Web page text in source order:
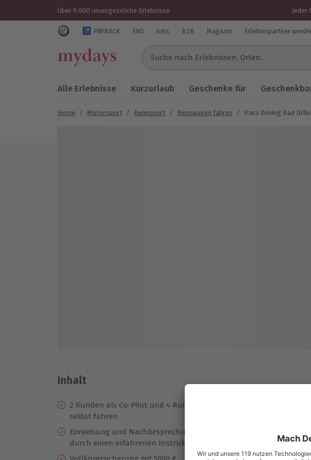
Über 9.000 unvergessliche Erlebnisse Jeder
Trustedshops Bewertungen für mydays.de
PAYBACK FAQ Jobs B2B Magazin Erlebnispartner
Suche nach Erlebnissen...
Alle Erlebnisse Kurzurlaub Geschenke für
Home / Motorsport / Rennsport / Rennwagen fahren / Para Driving Bad
Inhalt
2 Runden als Co-Pilot und 4 Runden
selbst fahren
Einweisung und Nachbesprechung
durch einen erfahrenen Instruktor
Zur Wahl: Porsche 911